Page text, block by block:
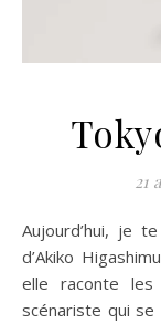
21
Aujourd’hui, je te présente la comédie romantique culte
d’Akiko
elle raconte les
scénariste qui